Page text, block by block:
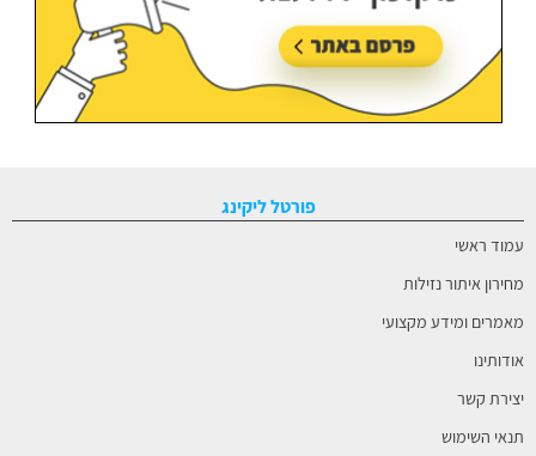
פורטל ליקינג
עמוד ראשי
מחירון איתור נזילות
מאמרים ומידע מקצועי
אודותינו
יצירת קשר
תנאי השימוש